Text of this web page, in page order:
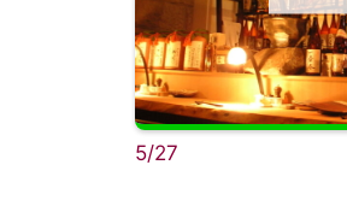
5/27